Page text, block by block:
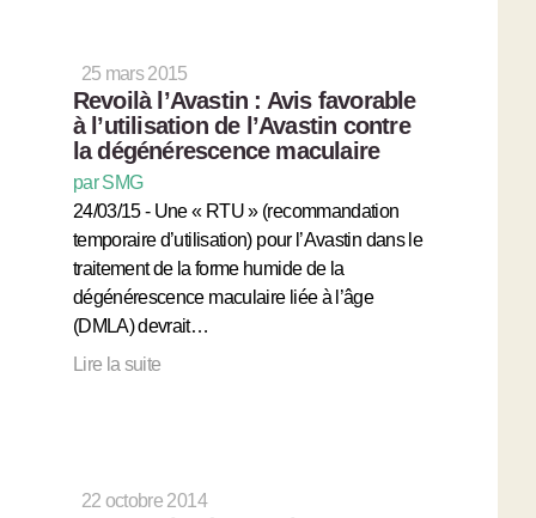
25 mars 2015
Revoilà l’Avastin : Avis favorable
à l’utilisation de l’Avastin contre
la dégénérescence maculaire
par SMG
24/03/15 - Une « RTU » (recommandation
temporaire d’utilisation) pour l’Avastin dans le
traitement de la forme humide de la
dégénérescence maculaire liée à l’âge
(DMLA) devrait…
Lire la suite
22 octobre 2014